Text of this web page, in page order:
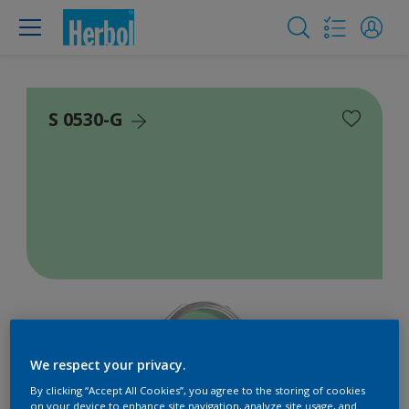
S 0530-G
We respect your privacy.
By clicking “Accept All Cookies”, you agree to the storing of cookies
on your device to enhance site navigation, analyze site usage, and